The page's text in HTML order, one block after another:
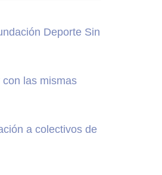
Deporte Sin
las mismas
a colectivos de